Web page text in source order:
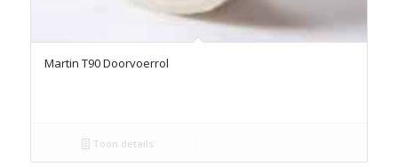
Martin T90 Doorvoerrol
Toon details